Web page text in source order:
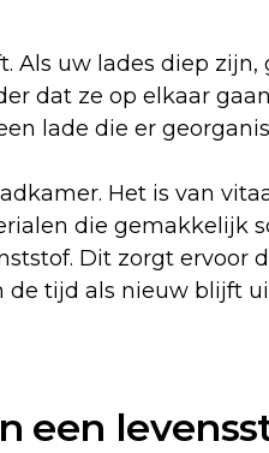
Als uw lades diep zijn,
dat ze op elkaar
lade die er
Het is van
die gemakkelijk
Dit zorgt ervoor
tijd als nieuw blijft
een